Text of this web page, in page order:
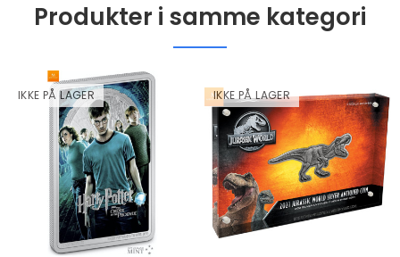
Produkter i samme kategori
IKKE PÅ LAGER IKKE PÅ LAGER